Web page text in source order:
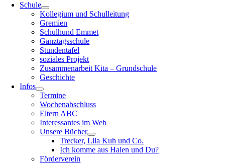
Schule
Kollegium und Schulleitung
Gremien
Schulhund Emmet
Ganztagsschule
Stundentafel
soziales Projekt
Zusammenarbeit Kita – Grundschule
Geschichte
Infos
Termine
Wochenabschluss
Eltern ABC
Interessantes im Web
Unsere Bücher
Trecker, Lila Kuh und Co.
Ich komme aus Halen und Du?
Förderverein